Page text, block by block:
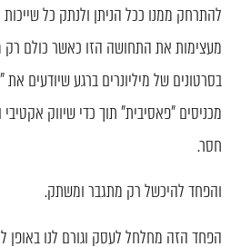
להתרחק ממנו ככל הניתן ולנתק כל
מעצימות את התחושה הזו כאשר כולם
בסרטונים של מיליונרים ברגע שיודעים
מכניסים "פאסיבית" תוך כדי שיווק
חסר.
והפחד להיכשל רק מתגבר ומשתק.
הפחד הזה מחלחל לעסק וגורם לנו באופן